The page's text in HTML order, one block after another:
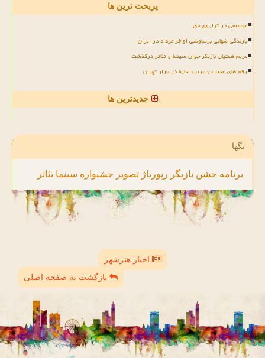
پربحث ترین ها
موسیقی در ترازوی حق
بارندگی شهابی برساوشی اواخر مرداد در ایران
مریم همتیان بازیگر جوان سینما و تئاتر درگذشت
رقم های عجیب و غریب اجاره در بازار تهران
جدیدترین ها
تگها
برنامه جشن بازیگر رپورتاژ تصویر جشنواره سینما تئاتر
اخبار هنرشهر
بازگشت به صفحه اصلی